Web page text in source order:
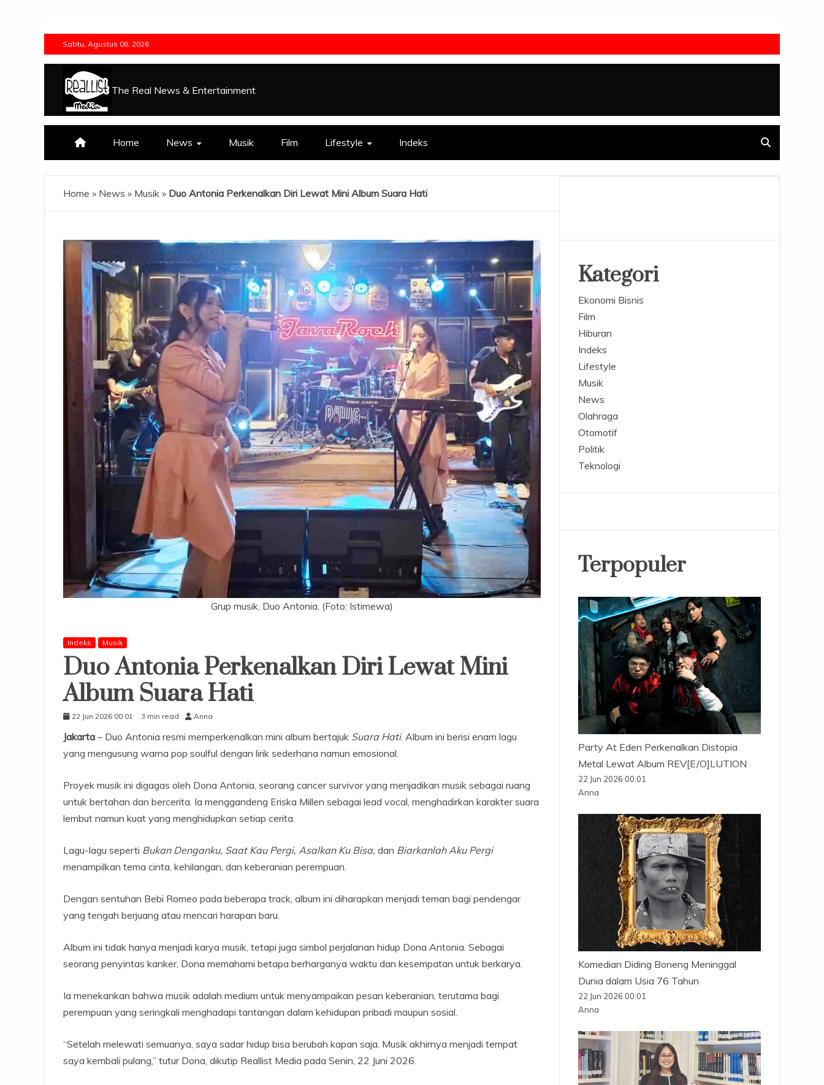
Sabtu, Agustus 08, 2026
The Real News & Entertainment
Home News Musik Film Lifestyle Indeks
Home » News » Musik » Duo Antonia Perkenalkan Diri Lewat Mini Album Suara Hati
Grup musik, Duo Antonia. (Foto: Istimewa)
Indeks Musik
Duo Antonia Perkenalkan Diri Lewat Mini
Album Suara Hati
22 Jun 2026 00:01 3 min read Anna
Jakarta – Duo Antonia resmi memperkenalkan mini album bertajuk Suara Hati. Album ini berisi enam lagu
yang mengusung warna pop soulful dengan lirik sederhana namun emosional.
Proyek musik ini digagas oleh Dona Antonia, seorang cancer survivor yang menjadikan musik sebagai ruang
untuk bertahan dan bercerita. Ia menggandeng Eriska Millen sebagai lead vocal, menghadirkan karakter suara
lembut namun kuat yang menghidupkan setiap cerita.
Lagu-lagu seperti Bukan Denganku, Saat Kau Pergi, Asalkan Ku Bisa, dan Biarkanlah Aku Pergi
menampilkan tema cinta, kehilangan, dan keberanian perempuan.
Dengan sentuhan Bebi Romeo pada beberapa track, album ini diharapkan menjadi teman bagi pendengar
yang tengah berjuang atau mencari harapan baru.
Album ini tidak hanya menjadi karya musik, tetapi juga simbol perjalanan hidup Dona Antonia. Sebagai
seorang penyintas kanker, Dona memahami betapa berharganya waktu dan kesempatan untuk berkarya.
Ia menekankan bahwa musik adalah medium untuk menyampaikan pesan keberanian, terutama bagi
perempuan yang seringkali menghadapi tantangan dalam kehidupan pribadi maupun sosial.
“Setelah melewati semuanya, saya sadar hidup bisa berubah kapan saja. Musik akhirnya menjadi tempat
saya kembali pulang,” tutur Dona, dikutip Reallist Media pada Senin, 22 Juni 2026.
Kategori
Ekonomi Bisnis
Film
Hiburan
Indeks
Lifestyle
Musik
News
Olahraga
Otomotif
Politik
Teknologi
Terpopuler
Party At Eden Perkenalkan Distopia
Metal Lewat Album REV[E/O]LUTION
22 Jun 2026 00:01
Anna
Komedian Diding Boneng Meninggal
Dunia dalam Usia 76 Tahun
22 Jun 2026 00:01
Anna